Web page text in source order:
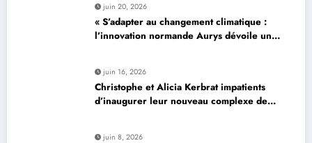
juin 20, 2026
« S’adapter au changement climatique :
l’innovation normande Aurys dévoile un
juin 16, 2026
Christophe et Alicia Kerbrat impatients
d’inaugurer leur nouveau complexe de
juin 8, 2026